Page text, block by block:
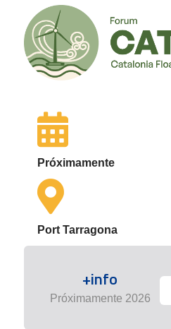
Próximamente
Port Tarragona
+info
Próximamente 2026